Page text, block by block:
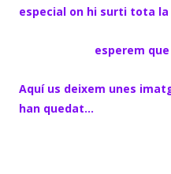
especial on hi surti tota la
esperem
Aquí us deixem unes
han quedat…